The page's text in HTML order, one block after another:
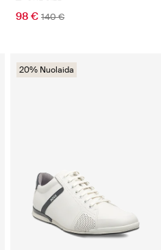
98 € 140 €
20% Nuolaida